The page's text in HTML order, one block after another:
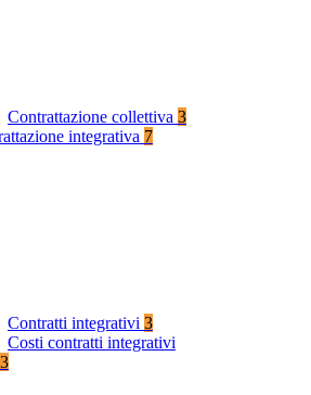
Contrattazione collettiva 3
integrativa 7
Contratti integrativi 3
Costi contratti integrativi
3